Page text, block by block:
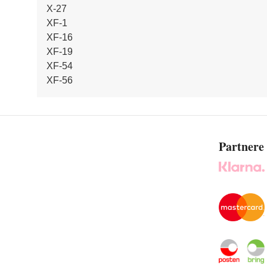
X-27
XF-1
XF-16
XF-19
XF-54
XF-56
Partnere